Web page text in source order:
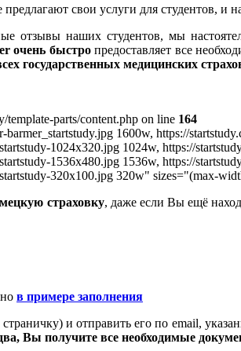
свои услуги для студентов, и
отзывы наших студентов, мы
очень быстро предоставляет все
государственных медицинских
template-parts/content.php on line 164
1600w, https://
1024x320.jpg 1024w, https://
1536x480.jpg 1536w, https://
320x100.jpg 320w" sizes="(max-
страховку, даже если Вы ещё
в примере заполнения
и отправить его по email,
Вы получите все необходимые